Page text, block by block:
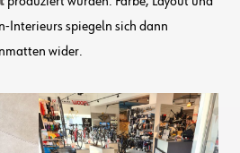
Interieurs spiegeln sich dann
wider.